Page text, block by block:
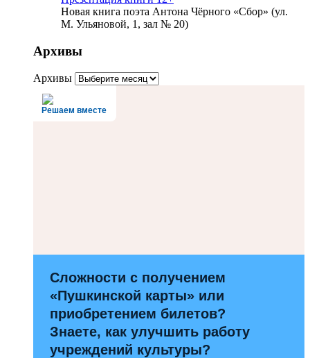
Новая книга поэта Антона Чёрного «Сбор» (ул.
М. Ульяновой, 1, зал № 20)
Архивы
Архивы
Решаем вместе
Сложности с получением
«Пушкинской карты» или
приобретением билетов?
Знаете, как улучшить работу
учреждений культуры?